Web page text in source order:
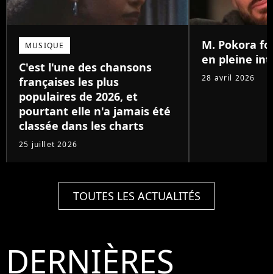
MUSIQUE
C'est l'une des chansons
françaises les plus
populaires de 2026, et
pourtant elle n'a jamais été
classée dans les charts
25 juillet 2026
M. Pokora
en pleine
28 avril 2026
TOUTES LES ACTUALITÉS
DERNIÈRES